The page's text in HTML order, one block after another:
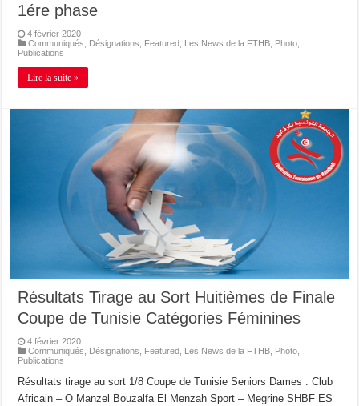
1ére phase
4 février 2020
Communiqués
Désignations Featured Les News de la FTHB Photo
Publications
Lire la suite »
Résultats Tirage au Sort Huitièmes de Finale
Coupe de Tunisie Catégories Féminines
4 février 2020
Communiqués
Désignations Featured Les News de la FTHB Photo
Publications
Résultats tirage au sort 1/8 Coupe de Tunisie Seniors Dames : Club
Africain – O Manzel Bouzalfa El Menzah Sport – Megrine SHBF ES